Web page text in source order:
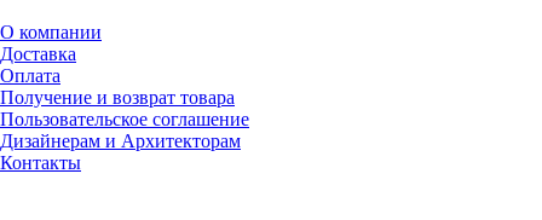
О компании
Доставка
Оплата
Получение и возврат товара
Пользовательское соглашение
Дизайнерам и Архитекторам
Контакты